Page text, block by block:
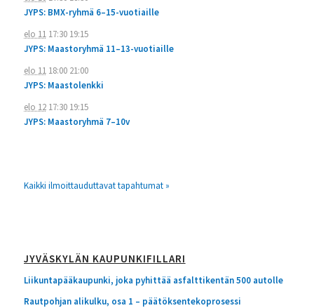
JYPS: BMX-ryhmä 6–15-vuotiaille
elo 1117:30 19:15
JYPS: Maastoryhmä 11–13-vuotiaille
elo 1118:00 21:00
JYPS: Maastolenkki
elo 1217:30 19:15
JYPS: Maastoryhmä 7–10v
Kaikki ilmoittauduttavat tapahtumat »
JYVÄSKYLÄN KAUPUNKIFILLARI
Liikuntapääkaupunki, joka pyhittää asfalttikentän 500 autolle
Rautpohjan alikulku, osa 1 – päätöksentekoprosessi